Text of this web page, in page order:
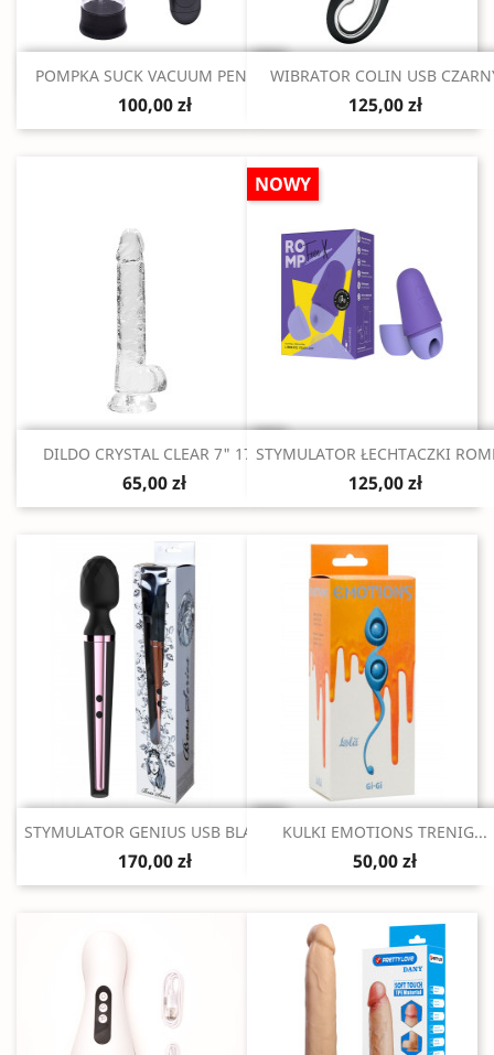
Szybki podgląd
POMPKA SUCK VACUUM PENIS...
100,00 zł
Szybki podgląd
WIBRATOR COLIN USB
125,00 zł
Szybki podgląd
DILDO CRYSTAL CLEAR 7" 17...
65,00 zł
Szybki podgląd
STYMULATOR ŁECHTACZKI
125,00 zł
NOWY
Szybki podgląd
STYMULATOR GENIUS USB BLACK...
170,00 zł
Szybki podgląd
KULKI EMOTIONS TRENIG...
50,00 zł